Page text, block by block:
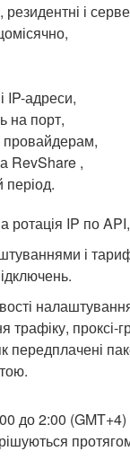
і
IP-адреси,
на порт,
провайдерам,
RevShare ,
ротація IP по
і
трафіку, проксі-
передплачені
до 2:00